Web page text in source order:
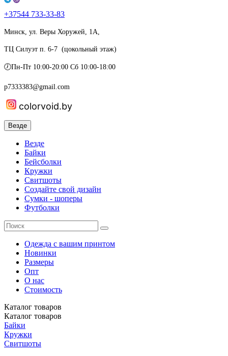
+37544 733-33-83
Минск, ул. Веры Хоружей, 1А,
ТЦ Силуэт п. 6-7 (цокольный этаж)
🕖Пн-Пт 10:00-20:00 Сб 10:00-18:00
p7333383@gmail.com
colorvoid.by
Везде
Везде
Байки
Бейсболки
Кружки
Свитшоты
Создайте свой дизайн
Сумки - шоперы
Футболки
Одежда с вашим принтом
Новинки
Размеры
Опт
О нас
Стоимость
Каталог товаров
Каталог товаров
Байки
Кружки
Свитшоты